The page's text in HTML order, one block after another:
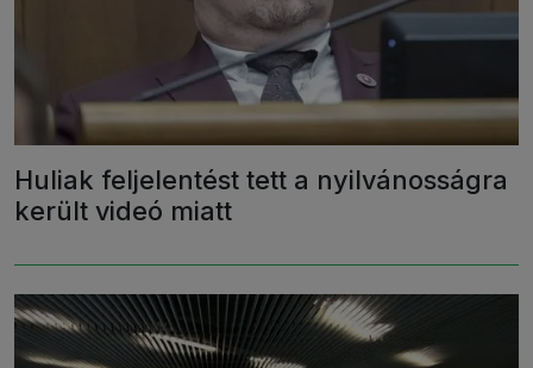
Huliak feljelentést tett a nyilvánosságra
került videó miatt